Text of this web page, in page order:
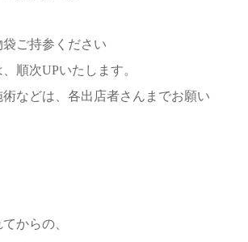
ご持参ください
順次UPいたします。
などは、各出店者さんまでお願い
からの、